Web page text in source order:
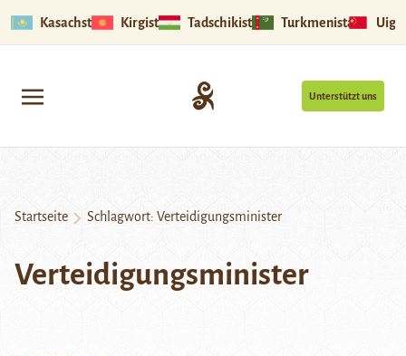
Kasachstan Kirgistan Tadschikistan Turkmenistan
Unterstützt uns
Startseite Schlagwort: Verteidigungsminister
Verteidigungsminister